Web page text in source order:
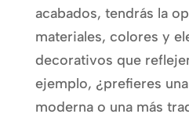
acabados, tendrás la
materiales, colores y
decorativos que
ejemplo, ¿prefieres
moderna o una más